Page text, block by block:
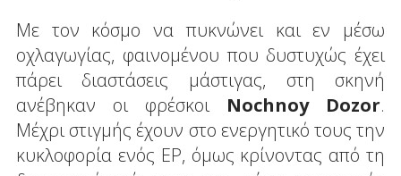
Με τον κόσμο να πυκνώνει και εν μέσω
οχλαγωγίας, φαινομένου που δυστυχώς έχει
πάρει διαστάσεις μάστιγας, στη σκηνή
ανέβηκαν οι φρέσκοι Nochnoy Dozor.
Μέχρι στιγμής έχουν στο ενεργητικό τους την
κυκλοφορία ενός EP, όμως κρίνοντας από τη